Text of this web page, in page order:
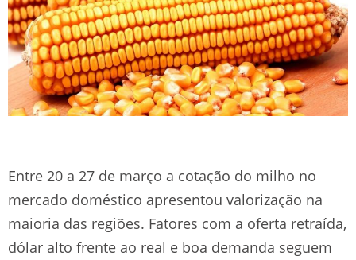
Entre 20 a 27 de março a cotação do milho no
mercado doméstico apresentou valorização na
maioria das regiões. Fatores com a oferta retraída,
dólar alto frente ao real e boa demanda seguem